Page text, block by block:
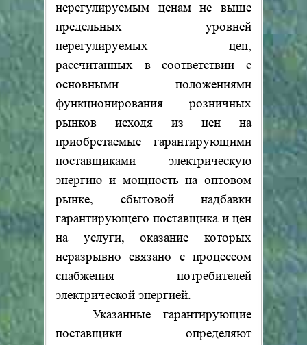
нерегулируемым ценам не выше
предельных уровней
нерегулируемых цен,
рассчитанных в соответствии с
основными положениями
функционирования розничных
рынков исходя из цен на
приобретаемые гарантирующими
поставщиками электрическую
энергию и мощность на оптовом
рынке, сбытовой надбавки
гарантирующего поставщика и цен
на услуги, оказание которых
неразрывно связано с процессом
снабжения потребителей
электрической энергией.
Указанные гарантирующие
поставщики определяют